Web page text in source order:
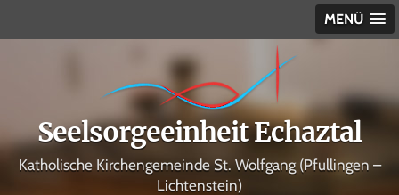
MENÜ
Seelsorgeeinheit Echaztal
Katholische Kirchengemeinde St. Wolfgang (Pfullingen –
Lichtenstein)